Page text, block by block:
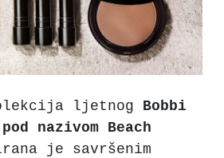
ljetnog Bobbi
nazivom Beach
je savršenim